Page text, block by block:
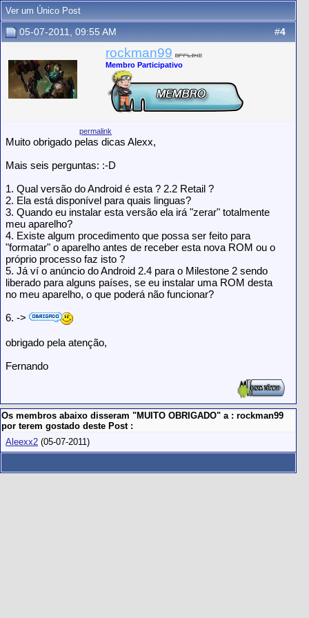
Ver um Único Post
#4
05-07-2011, 09:55 AM
rockman99
Membro Participativo
permalink
Muito obrigado pelas dicas Alexx,
Mais seis perguntas: :-D
1. Qual versão do Android é esta ? 2.2 Retail ?
2. Ela está disponível para quais linguas?
3. Quando eu instalar esta versão ela irá "zerar" totalmente
meu aparelho?
4. Existe algum procedimento que possa ser feito para
"formatar" o aparelho antes de receber esta nova ROM ou o
próprio processo faz isto ?
5. Já ví o anúncio do Android 2.4 para o Milestone 2 sendo
liberado para alguns países, se eu instalar uma ROM desta
no meu aparelho, o que poderá não funcionar?
6. ->
obrigado pela atenção,
Fernando
Os membros abaixo disseram "MUITO OBRIGADO" a : rockman99
por terem gostado deste Post :
Aleexx2 (05-07-2011)